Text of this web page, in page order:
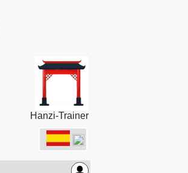
Hanzi-Trainer